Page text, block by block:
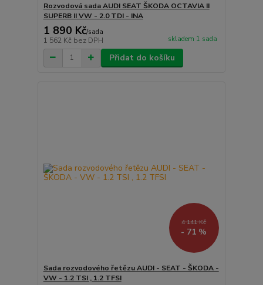
Rozvodová sada AUDI SEAT ŠKODA OCTAVIA II
SUPERB II VW - 2.0 TDI - INA
1 890 Kč/sada
1 562 Kč bez DPH skladem 1 sada
Přidat do košíku
4 141 Kč
- 71 %
Sada rozvodového řetězu AUDI - SEAT - ŠKODA -
VW - 1.2 TSI , 1.2 TFSI